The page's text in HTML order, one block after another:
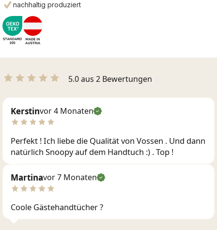
nachhaltig produziert
5.0 aus 2 Bewertungen
Kerstinvor 4 Monaten
Perfekt ! Ich liebe die Qualität von Vossen . Und dann
natürlich Snoopy auf dem Handtuch :) . Top !
Martinavor 7 Monaten
Coole Gästehandtücher ?